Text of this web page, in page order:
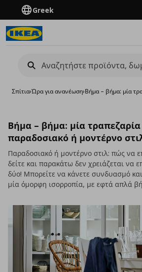
Greek
Σπίτια›Ώρα για ανανέωση›Βήμα – βήμα: μία
Βήμα – βήμα: μία
παραδοσιακό ή μοντέρνο
Παραδοσιακό ή μοντέρνο στιλ: πώς να
δείτε και παρακάτω δεν χρειάζεται να
δύο! Μπορείτε να κάνετε συνδυασμό
μία όμορφη ισορροπία, με εφτά απλά